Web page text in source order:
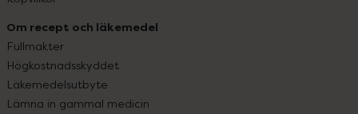
Om recept och läkemedel
Fullmakter
Högkostnadsskyddet
Läkemedelsutbyte
Lämna in gammal medicin